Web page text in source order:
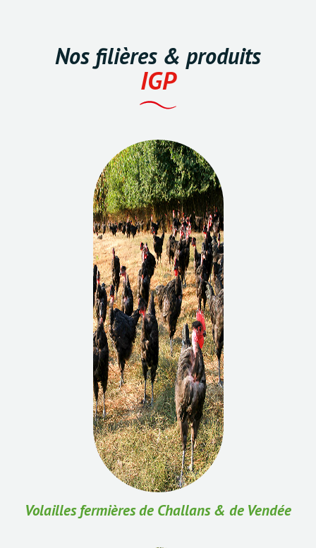
Nos filières & produits
IGP
Volailles fermières de Challans & de Vendée